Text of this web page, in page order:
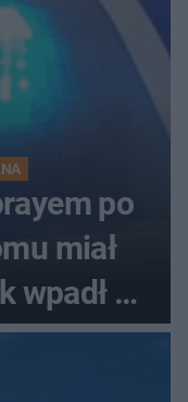
po
miał
wpadł w